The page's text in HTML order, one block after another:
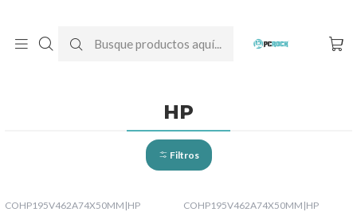
HP
Filtros
COHP195V462A74X50MM |HP COHP195V462A74X50MM |HP